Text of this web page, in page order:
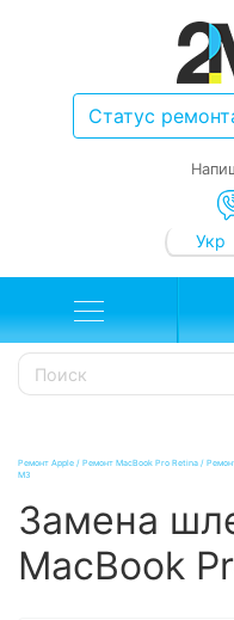
Статус
Укр
Ремонт Apple / Ремонт MacBook Pro Retina /
M3
Замена
MacBook